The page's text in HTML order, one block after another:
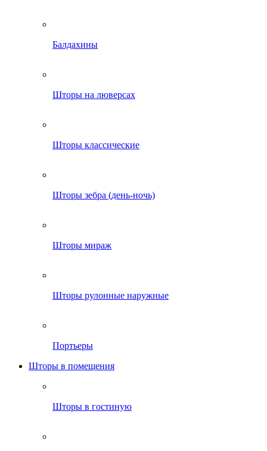
Балдахины
Шторы на люверсах
Шторы классические
Шторы зебра (день-ночь)
Шторы мираж
Шторы рулонные наружные
Портьеры
Шторы в помещения
Шторы в гостиную